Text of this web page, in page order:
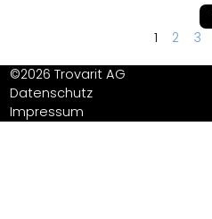
1
2 3
©2026 Trovarit AG
Datenschutz
Impressum